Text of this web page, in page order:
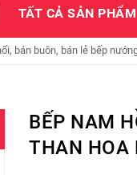
TẤT CẢ SẢN PHẨM
bán buôn, bán lẻ bếp
BẾP NAM
THAN HOA